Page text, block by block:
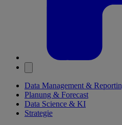
Data Management &
Planung & Forecast
Data Science & KI
Strategie